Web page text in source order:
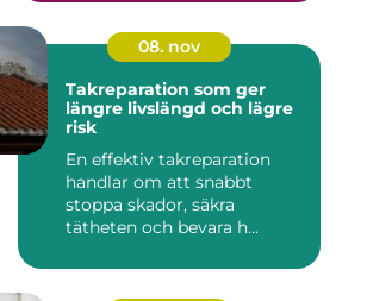
08. nov
Takreparation som ger
längre livslängd och lägre
risk
En effektiv takreparation
handlar om att snabbt
stoppa skador, säkra
tätheten och bevara h...